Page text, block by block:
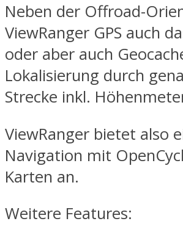
Neben der Offroad-
ViewRanger GPS auch
oder aber auch
Lokalisierung durch
Strecke inkl.
ViewRanger bietet also
Navigation mit
Karten an.
Weitere Features: